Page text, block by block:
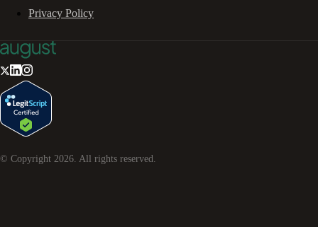
Privacy Policy
© Copyright 2026 . All rights reserved.